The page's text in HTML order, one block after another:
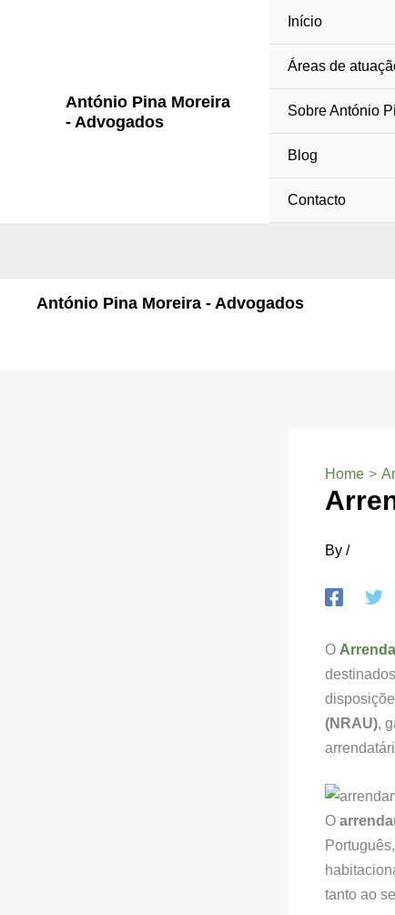
António Pina Moreira
- Advogados
Início
Áreas de
Sobre António
Blog
Contacto
António Pina Moreira - Advogados
Home
By /
O
(NRAU),
O
tanto ao